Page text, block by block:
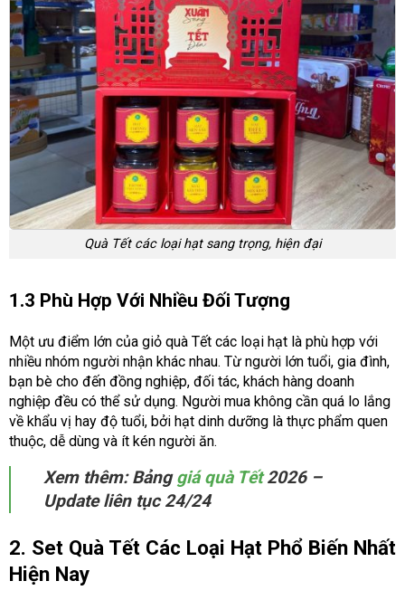
Quà Tết các loại hạt sang trọng, hiện đại
1.3 Phù Hợp Với Nhiều Đối Tượng
Một ưu điểm lớn của giỏ quà Tết các loại hạt là phù hợp với
nhiều nhóm người nhận khác nhau. Từ người lớn tuổi, gia đình,
bạn bè cho đến đồng nghiệp, đối tác, khách hàng doanh
nghiệp đều có thể sử dụng. Người mua không cần quá lo lắng
về khẩu vị hay độ tuổi, bởi hạt dinh dưỡng là thực phẩm quen
thuộc, dễ dùng và ít kén người ăn.
Xem thêm: Bảnggiá quà Tết2026 –
Update liên tục 24/24
2. Set Quà Tết Các Loại Hạt Phổ Biến Nhất
Hiện Nay